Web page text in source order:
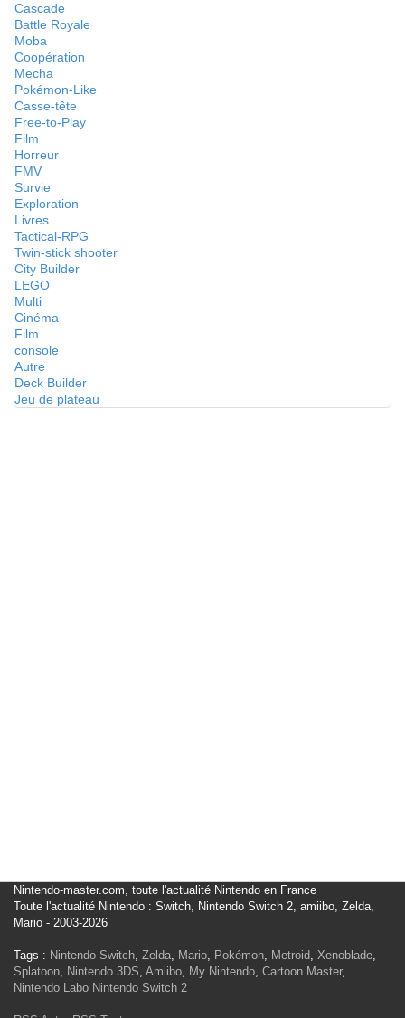
Cascade
Battle Royale
Moba
Coopération
Mecha
Pokémon-Like
Casse-tête
Free-to-Play
Film
Horreur
FMV
Survie
Exploration
Livres
Tactical-RPG
Twin-stick shooter
City Builder
LEGO
Multi
Cinéma
Film
console
Autre
Deck Builder
Jeu de plateau
Nintendo-master.com, toute l'actualité Nintendo en France
Toute l'actualité Nintendo : Switch, Nintendo Switch 2, amiibo, Zelda,
Mario - 2003-2026
Tags : Nintendo Switch, Zelda, Mario, Pokémon, Metroid, Xenoblade,
Splatoon, Nintendo 3DS, Amiibo, My Nintendo, Cartoon Master,
Nintendo Labo Nintendo Switch 2